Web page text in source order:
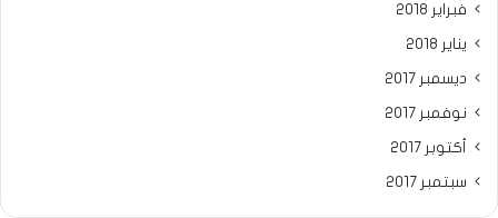
فبراير 2018
يناير 2018
ديسمبر 2017
نوفمبر 2017
أكتوبر 2017
سبتمبر 2017